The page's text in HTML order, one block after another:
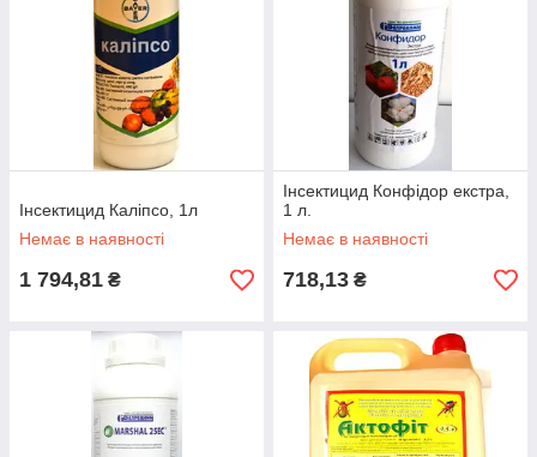
Інсектицид Каліпсо, 1л
Немає в наявності
1 794,81 ₴
Інсектицид Конфідор екстра,
1 л.
Немає в наявності
718,13 ₴